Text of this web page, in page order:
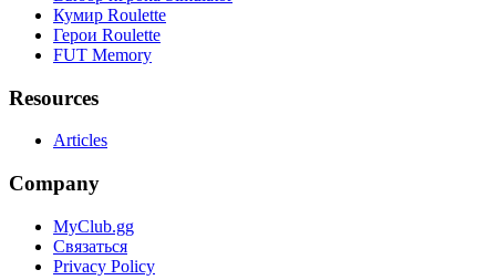
Кумир Roulette
Герои Roulette
FUT Memory
Resources
Articles
Company
MyClub.gg
Связаться
Privacy Policy